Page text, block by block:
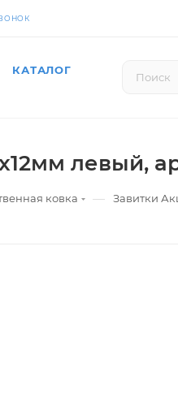
КАТАЛОГ
левый,
ковка — Завитки